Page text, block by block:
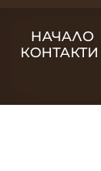
НАЧАЛО
КОНТАКТИ